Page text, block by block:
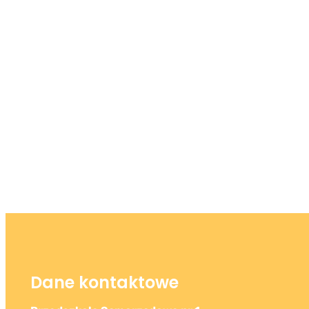
Dane kontaktowe